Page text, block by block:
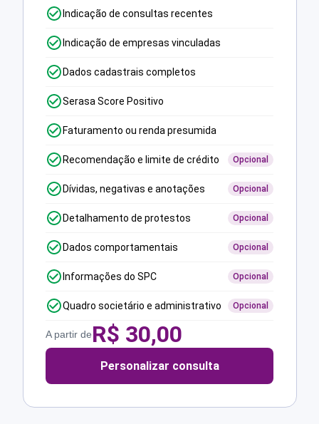
Indicação de consultas recentes
Indicação de empresas vinculadas
Dados cadastrais completos
Serasa Score Positivo
Faturamento ou renda presumida
Recomendação e limite de crédito Opcional
Dívidas, negativas e anotações Opcional
Detalhamento de protestos Opcional
Dados comportamentais Opcional
Informações do SPC Opcional
Quadro societário e administrativo Opcional
A partir deR$ 30,00
Personalizar consulta